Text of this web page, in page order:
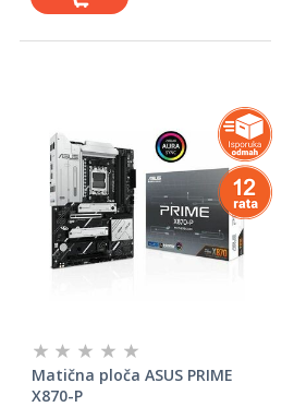
Matična ploča ASUS PRIME
X870-P